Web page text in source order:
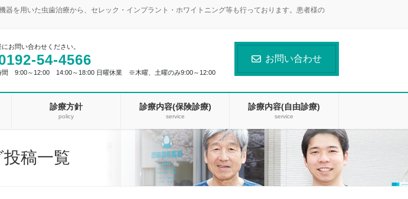
を用いた虫歯治療から、セレック・インプラント・ホワイトニング等も行っております。患者様の
にお問い合わせください。
54-4566
間 9:00～12:00 14:00～18:00 日曜休業 ※木曜、土曜のみ9:00～12:00
お問い合わせ
診療方針
policy
診療内容(保険診療)
service
診療内容(自由診療)
service
稿一覧